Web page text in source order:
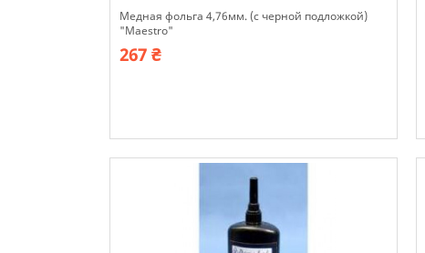
Медная фольга 4,76мм. (с черной подложкой)
"Maestro"
267 ₴